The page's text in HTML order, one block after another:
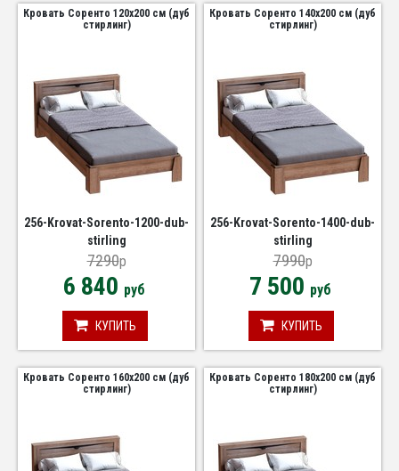
Кровать Соренто 120х200 см (дуб
стирлинг)
256-Krovat-Sorento-1200-dub-
stirling
7290p
6 840 руб
КУПИТЬ
Кровать Соренто 140х200 см (дуб
стирлинг)
256-Krovat-Sorento-1400-dub-
stirling
7990p
7 500 руб
КУПИТЬ
Кровать Соренто 160х200 см (дуб
стирлинг)
Кровать Соренто 180х200 см (дуб
стирлинг)